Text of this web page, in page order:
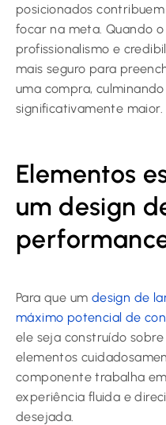
posicionados
focar na meta. Quando
profissionalismo e
mais seguro para
uma compra,
significativamente maior.
Elementos
um design
Para que um design de
máximo potencial de
ele seja construído
elementos
componente trabalha
experiência fluida e
desejada.